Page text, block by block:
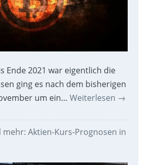
Ende 2021 war eigentlich die
ging es nach dem bisherigen
um ein… Weiterlesen →
mehr: Aktien-Kurs-Prognosen in